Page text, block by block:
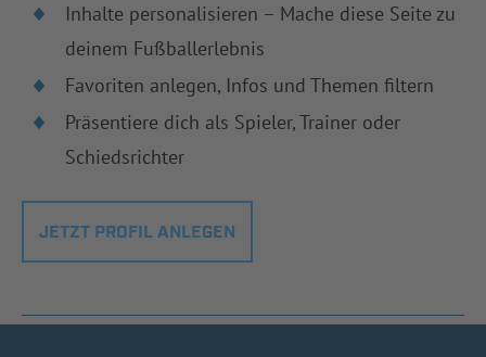
Inhalte personalisieren – Mache diese Seite zu
deinem Fußballerlebnis
Favoriten anlegen, Infos und Themen filtern
Präsentiere dich als Spieler, Trainer oder
Schiedsrichter
JETZT PROFIL ANLEGEN